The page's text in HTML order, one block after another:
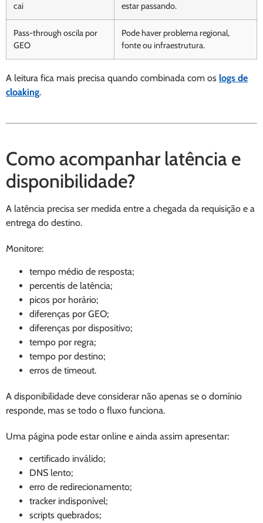
cai
estar passando.
Pass-through oscila por
GEO
Pode haver problema regional,
fonte ou infraestrutura.
A leitura fica mais precisa quando combinada com os logs de
cloaking.
Como acompanhar latência e
disponibilidade?
A latência precisa ser medida entre a chegada da requisição e a
entrega do destino.
Monitore:
tempo médio de resposta;
percentis de latência;
picos por horário;
diferenças por GEO;
diferenças por dispositivo;
tempo por regra;
tempo por destino;
erros de timeout.
A disponibilidade deve considerar não apenas se o domínio
responde, mas se todo o fluxo funciona.
Uma página pode estar online e ainda assim apresentar:
certificado inválido;
DNS lento;
erro de redirecionamento;
tracker indisponível;
scripts quebrados;